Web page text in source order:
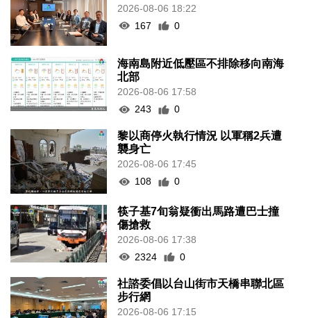
2026-08-06 18:22
167
0
海南島附近低壓區不排除移向南海
北部
2026-08-06 17:58
243
0
黎以商停火執行情況 以軍稱2兵遭
襲身亡
2026-08-06 17:45
108
0
筷子基7旬翁疑衝出馬路遭巴士撞
傷搶救
2026-08-06 17:38
2324
0
社諮委倡以台山街市天橋串聯北區
步行網
2026-08-06 17:15